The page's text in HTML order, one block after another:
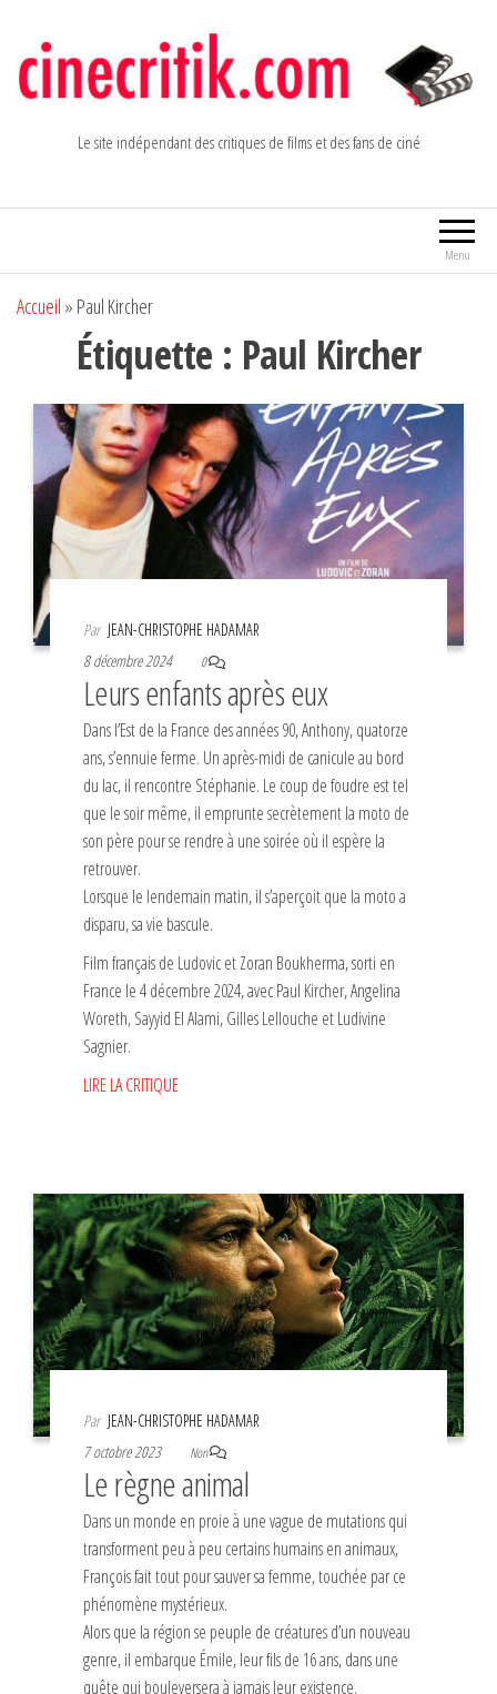
contenu
Le site indépendant des critiques de films et des fans de ciné
Menu
Accueil » Paul Kircher
Étiquette : Paul Kircher
Par JEAN-CHRISTOPHE HADAMAR
8 décembre 2024
0
Leurs enfants après eux
Dans l’Est de la France des années 90, Anthony, quatorze
ans, s’ennuie ferme. Un après-midi de canicule au bord
du lac, il rencontre Stéphanie. Le coup de foudre est tel
que le soir même, il emprunte secrètement la moto de
son père pour se rendre à une soirée où il espère la
retrouver.
Lorsque le lendemain matin, il s’aperçoit que la moto a
disparu, sa vie bascule.
Film français de Ludovic et Zoran Boukherma, sorti en
France le 4 décembre 2024, avec Paul Kircher, Angelina
Woreth, Sayyid El Alami, Gilles Lellouche et Ludivine
Sagnier.
LIRE LA CRITIQUE
Par JEAN-CHRISTOPHE HADAMAR
7 octobre 2023
Non
Le règne animal
Dans un monde en proie à une vague de mutations qui
transforment peu à peu certains humains en animaux,
François fait tout pour sauver sa femme, touchée par ce
phénomène mystérieux.
Alors que la région se peuple de créatures d’un nouveau
genre, il embarque Émile, leur fils de 16 ans, dans une
quête qui bouleversera à jamais leur existence.